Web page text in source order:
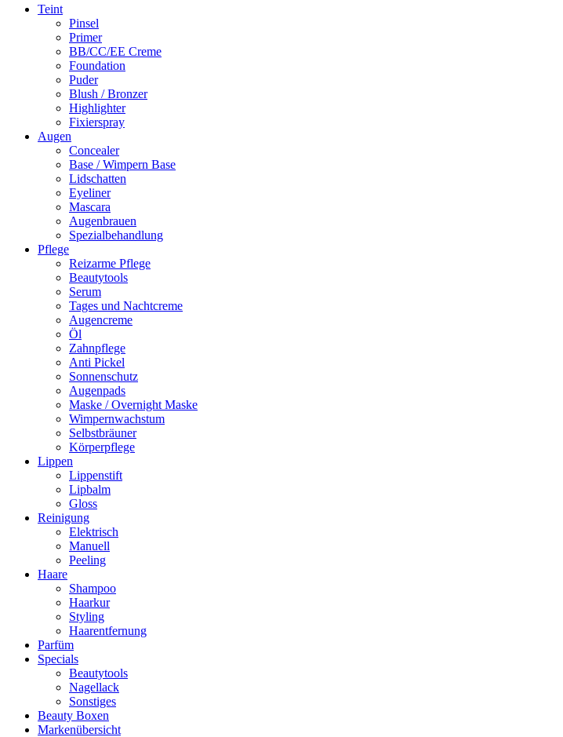
Primäres
Teint
Pinsel
Primer
BB/CC/EE Creme
Foundation
Puder
Blush / Bronzer
Highlighter
Fixierspray
Augen
Concealer
Base / Wimpern Base
Lidschatten
Eyeliner
Mascara
Augenbrauen
Spezialbehandlung
Pflege
Reizarme Pflege
Beautytools
Serum
Tages und Nachtcreme
Augencreme
Öl
Zahnpflege
Anti Pickel
Sonnenschutz
Augenpads
Maske / Overnight Maske
Wimpernwachstum
Selbstbräuner
Körperpflege
Lippen
Lippenstift
Lipbalm
Gloss
Reinigung
Elektrisch
Manuell
Peeling
Haare
Shampoo
Haarkur
Styling
Haarentfernung
Parfüm
Specials
Beautytools
Nagellack
Sonstiges
Beauty Boxen
Markenübersicht